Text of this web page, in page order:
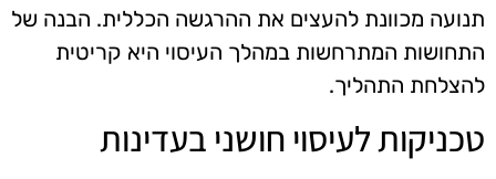
תנועה מכוונת להעצים את ההרגשה הכללית. הבנה של
התחושות המתרחשות במהלך העיסוי היא קריטית
להצלחת התהליך.
טכניקות לעיסוי חושני בעדינות